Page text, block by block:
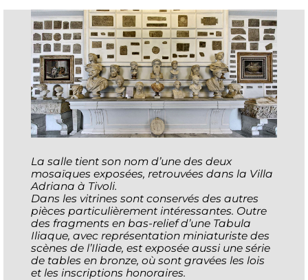
La salle tient son nom d’une des deux
mosaïques exposées, retrouvées dans la Villa
Adriana à Tivoli.
Dans les vitrines sont conservés des autres
pièces particulièrement intéressantes. Outre
des fragments en bas-relief d’une Tabula
Iliaque, avec représentation miniaturiste des
scènes de l’Iliade, est exposée aussi une série
de tables en bronze, où sont gravées les lois
et les inscriptions honoraires.